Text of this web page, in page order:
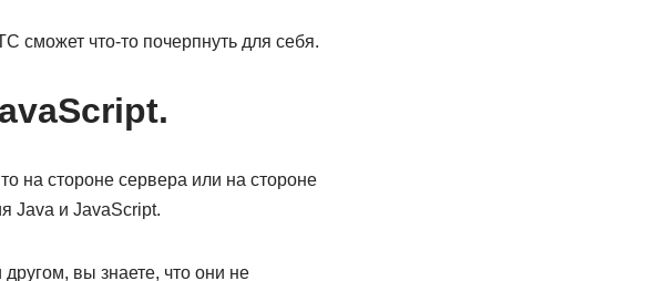
сможет что-то почерпнуть для себя.
на стороне сервера или на стороне
Java и JavaScript.
вы знаете, что они не